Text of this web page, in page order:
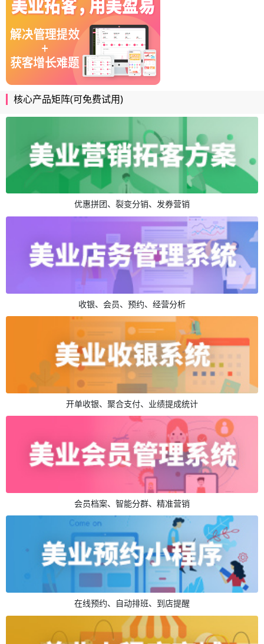
核心产品矩阵(可免费试用)
优惠拼团、裂变分销、发券营销
收银、会员、预约、经营分析
开单收银、聚合支付、业绩提成统计
会员档案、智能分群、精准营销
在线预约、自动排班、到店提醒